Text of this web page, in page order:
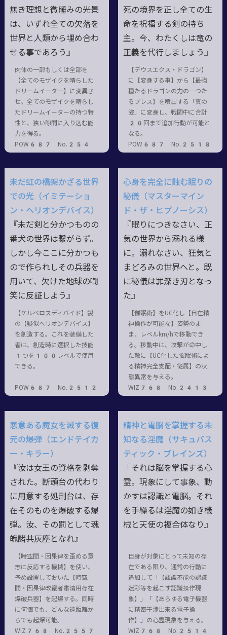
無き理想と微睡みの光景
は、いずれ全ての欠落を
世界と人類から埋め合わ
せる事であろう』
肉体の一部もしくは全部を
【全てのモザイクを晴らした
ドリームイーター】に変異さ
せ、全てのモザイクを晴らし
たドリームイーターの持つ特
性と、狭い隙間に入り込む能
力を得る。
POW687 No.254
死の境界を正し全ての生
命を祝福する剣の持ち
主。今、わたくしは竜の
正義を代行しましょう』
【デウスエクス・ドラゴン】
に【変身する事】から【最強
種たるドラゴンの力の一つた
るブレス】を噴出する「真の
姿」に変身し、戦闘中に合計
20回まで追加行動が可能と
なる。
POW687 No.2518
未だ虹の橋架かざる世界
での光（イミテーショ
ン・ヘリオンデバイス）
『未だ剣と分かつものの
番犬の世界は繋がらず。
しかし今ここに分かつも
ので作られしその兵器を
用いて、欠けた地球の嘲
笑に反証しよう』
【ケルベロスディバイド】製
の【疑似へリオンデバイス】
を創造する。これを装備した
者は、創造時に選択した技能
1つを100レベルで使用
できる。
POW687 No.2512
心身を完全に蝕む眠りの
秘儀（マスターマイン
ド・ザ・ヒプノーシス）
『眠りにつきなさい、正
気の世界から溺れる様
に。溺れなさい、狂気と
まどろみの世界へと。既
に秘儀は罪深き刃となっ
た』
【催眠術】をUC化し【自在精
神操作が可能な】姿勢のま
ま、レベルkm/hで移動でき
る。移動中は、攻擊が命中し
た敵に【UC化した催眠術によ
る精神完全支配・従属】の状
態異常を与える。
WIZ768 No.2413
悪意ある魔女を滅する復
元の爆弾（エンドテイカ
ー・キラー）
『汝は女王の資格を剥奪
された。断頭台の代わり
に用意する処刑台は、存
在そのものを爆破する爆
弾。汝、その罰として魂
魄諸共灰塵となれ』
【時空間・因果律を歪める意
志に反応する機械】を使い、
予め設置しておいた【時空
間・因果律改竄者粛清用存在
爆破兵器】を起爆する。同時
に何個でも、どんな遠距離か
らでも起爆可能。
WIZ768 No.2557
精神と電脳を掌握する未
知なる淫魔（サキュバス
ティック・ブレインズ）
『それは脳を掌握する心
霊。現象にして事象、動
かすは認識と電脳。それ
を手繰るは淫魔の如き機
械と天使の複合体なり』
自身が対象にとって未知の存
在である限り、通常の行動に
追加して「【認識不能の認識
迷彩等を起こす認識操作現
象】」「【あらゆる電子機器
に精密干渉出来る電子操
作】」の心霊現象を与える。
WIZ768 No.2514